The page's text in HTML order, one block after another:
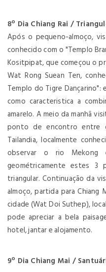
8º Dia Chiang Rai /
Após o pequeno-almoço,
conhecido com o "Templo
Kositpipat, que começou o
Wat Rong Suean Ten,
Templo do Tigre
como caracteristica a
amarelo. A meio da manhã
ponto de encontro entre
Tailandia, localmente
observar o rio
geométricamente estes 3
triangular. Continuação da
almoço, partida para Chiang
cidade (Wat Doi Suthep),
pode apreciar a bela
hotel, jantar e alojamento.
9º Dia Chiang Mai /